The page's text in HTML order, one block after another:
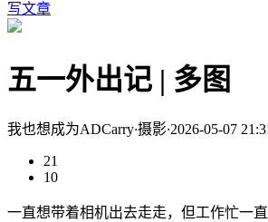
写文章
五一外出记 | 多图
我也想成为ADCarry·摄影·2026-05-07
21
10
一直想带着相机出去走走，但工作忙一